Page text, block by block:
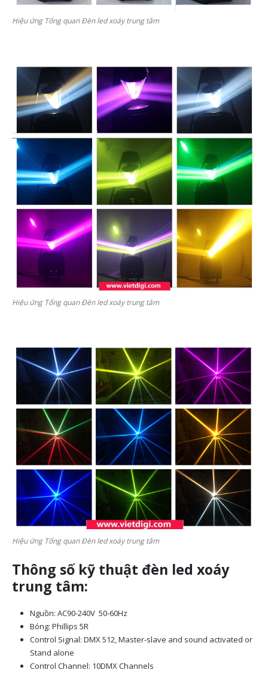
Hiệu ứng Tổng quan Đèn led xoáy trung tâm
Hiệu ứng Tổng quan Đèn led xoáy trung tâm
Hiệu ứng Tổng quan Đèn led xoáy trung tâm
Thông số kỹ thuật đèn led xoáy
trung tâm:
Nguồn: AC90-240V 50-60Hz
Bóng: Phillips 5R
Control Signal: DMX 512, Master-slave and sound activated or
Stand alone
Control Channel: 10DMX Channels